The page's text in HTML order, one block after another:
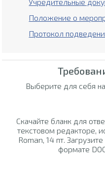
Положение о
Протокол
Выберите для себя
Скачайте бланк для
текстовом редакторе,
Roman, 14 пт.
формате